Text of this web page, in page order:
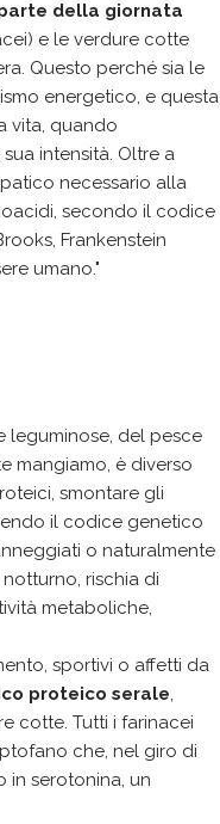
della giornata
e le verdure cotte
Questo perché sia le
energetico, e questa
vita, quando
intensità. Oltre a
necessario alla
secondo il codice
Frankenstein
umano."
leguminose, del pesce
mangiamo, è diverso
smontare gli
il codice genetico
o naturalmente
rischia di
metaboliche,
sportivi o affetti da
proteico serale,
cotte. Tutti i farinacei
che, nel giro di
in serotonina, un